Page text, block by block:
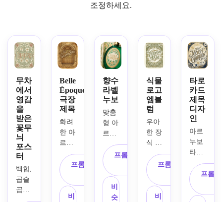
조정하세요.
무차
에서
영감
을
받은
꽃무
늬
포스
터
백합,
곱슬
곱슬
한 덩
Belle
Époque
극장
제목
화려
한 아
르누
보 문
자로
"LE
GRAND
프롬프트 복
비
향수
라벨
누보
맞춤
형 아
르누
보 타
이포
그래
피로
브랜
드 이
프롬프트 복
비
슷
식물
로고
엠블
럼
우아
한 장
식 문
자로
스타
일링
된
"VERDANT
프롬프트 복
비
타로
카드
제목
디자
인
아르
누보
타로
에서
영감
을 받
은 제
프롬